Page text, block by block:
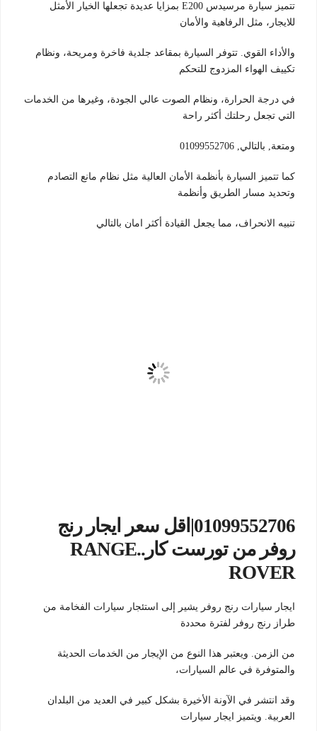
تتميز سيارة مرسيدس E200 بمزايا عديدة تجعلها الخيار الأمثل
للايجار، مثل الرفاهية والأمان
والأداء القوي. تتوفر السيارة بمقاعد جلدية فاخرة ومريحة، ونظام
تكييف الهواء المزدوج للتحكم
في درجة الحرارة، ونظام الصوت عالي الجودة، وغيرها من الخدمات
التي تجعل رحلتك أكثر راحة
ومتعة, بالتالي, 01099552706
كما تتميز السيارة بأنظمة الأمان العالية مثل نظام مانع التصادم
وتحديد مسار الطريق وأنظمة
تنبيه الانحراف، مما يجعل القيادة أكثر امان بالتالي
01099552706|اقل سعر ايجار رنج
روفر من تورست كار..RANGE
ROVER
ايجار سيارات رنج روفر يشير إلى استئجار سيارات الفخامة من
طراز رنج روفر لفترة محددة
من الزمن. ويعتبر هذا النوع من الإيجار من الخدمات الحديثة
والمتوفرة في عالم السيارات،
وقد انتشر في الآونة الأخيرة بشكل كبير في العديد من البلدان
العربية. ويتميز ايجار سيارات